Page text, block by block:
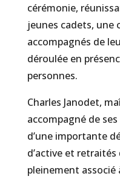
cérémonie,
jeunes cadets, une
accompagnés de
déroulée en
personnes.
Charles Janodet,
accompagné de
d’une importante
d’active et retraités
pleinement associé